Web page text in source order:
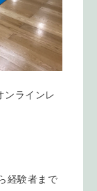
ンラインレ
経験者まで